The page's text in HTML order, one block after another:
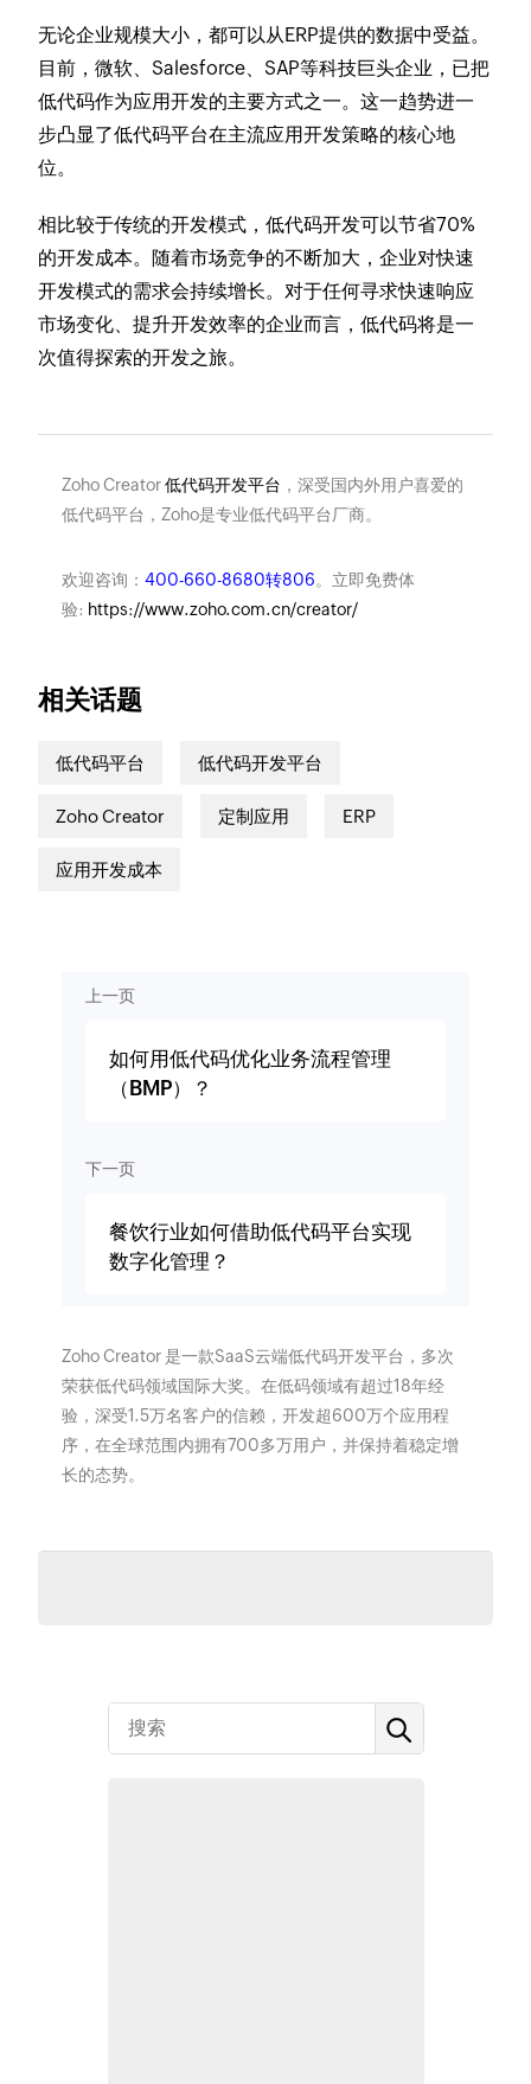
无论企业规模大小，都可以从ERP提供的数据中受益。
目前，微软、Salesforce、SAP等科技巨头企业，已把
低代码作为应用开发的主要方式之一。这一趋势进一
步凸显了低代码平台在主流应用开发策略的核心地
位。
相比较于传统的开发模式，低代码开发可以节省70%
的开发成本。随着市场竞争的不断加大，企业对快速
开发模式的需求会持续增长。对于任何寻求快速响应
市场变化、提升开发效率的企业而言，低代码将是一
次值得探索的开发之旅。
Zoho Creator低代码开发平台 ，深受国内外用户喜爱的
低代码平台，Zoho是专业低代码平台厂商。
欢迎咨询： 400-660-8680转806。立即免费体
验: https://www.zoho.com.cn/creator/
相关话题
低代码平台 低代码开发平台
Zoho Creator 定制应用 ERP
应用开发成本
上一页
如何用低代码优化业务流程管理
（BMP）？
下一页
餐饮行业如何借助低代码平台实现
数字化管理？
Zoho Creator 是一款SaaS云端低代码开发平台，多次
荣获低代码领域国际大奖。在低码领域有超过18年经
验，深受1.5万名客户的信赖，开发超600万个应用程
序，在全球范围内拥有700多万用户，并保持着稳定增
长的态势。